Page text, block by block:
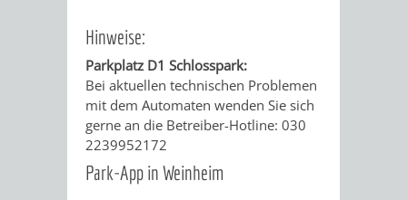
RUFTAXIHÄUFIG
Hinweise:
Parkplatz D1 Schlosspark:
Bei aktuellen technischen Problemen
mit dem Automaten wenden Sie sich
gerne an die Betreiber-Hotline: 030
2239952172
Park-App in Weinheim